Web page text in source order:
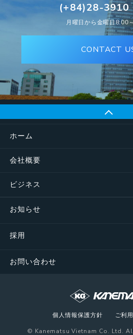
(+84)28-3910
月曜日から金曜日8:00
CONTACT
ホーム
会社概要
ビジネス
お知らせ
採用
お問い合わせ
個人情報保護方針 ご利
© Kanematsu Vietnam Co. Ltd.